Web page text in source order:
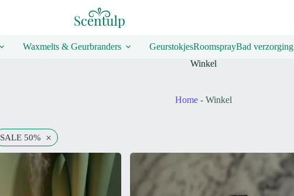
Waxmelts & Geurbranders GeurstokjesRoomsprayBad verzorging
Winkel
Home- Winkel
SALE 50% ×